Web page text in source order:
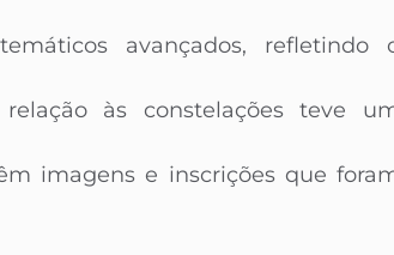
avançados, refletindo
às constelações teve
imagens e inscrições que